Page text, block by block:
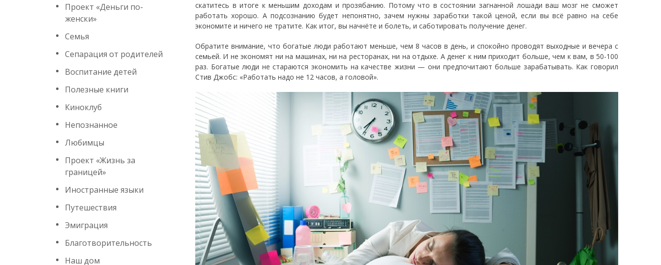
Проект «Деньги по-
женски»
Семья
Сепарация от родителей
Воспитание детей
Полезные книги
Киноклуб
Непознанное
Любимцы
Проект «Жизнь за
границей»
Иностранные языки
Путешествия
Эмиграция
Благотворительность
Наш дом
скатитесь в итоге к меньшим доходам и прозябанию. Потому что в состоянии загнанной лошади ваш мозг не сможет
работать хорошо. А подсознанию будет непонятно, зачем нужны заработки такой ценой, если вы всё равно на себе
экономите и ничего не тратите. Как итог, вы начнёте и болеть, и саботировать получение денег.
Обратите внимание, что богатые люди работают меньше, чем 8 часов в день, и спокойно проводят выходные и вечера с
семьей. И не экономят ни на машинах, ни на ресторанах, ни на отдыхе. А денег к ним приходит больше, чем к вам, в 50-100
раз. Богатые люди не стараются экономить на качестве жизни — они предпочитают больше зарабатывать. Как говорил
Стив Джобс: «Работать надо не 12 часов, а головой».